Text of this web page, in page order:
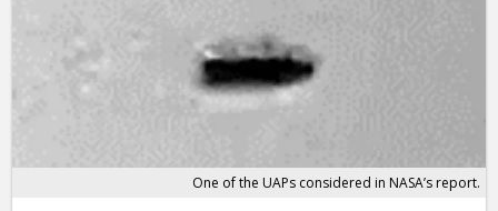
One of the UAPs considered in NASA’s report.